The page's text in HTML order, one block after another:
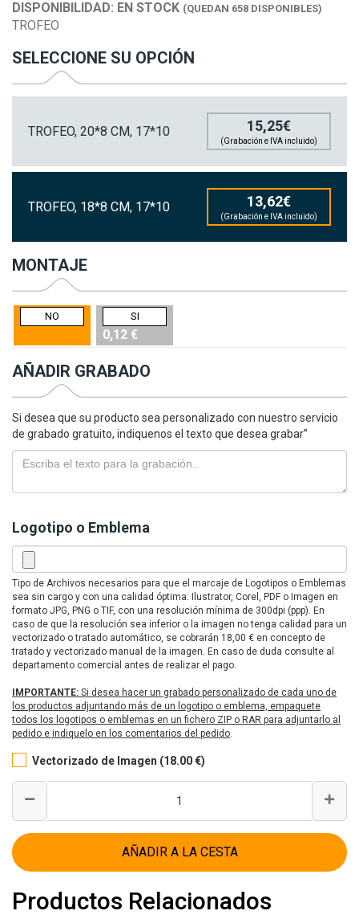
DISPONIBILIDAD: EN STOCK (QUEDAN 658 DISPONIBLES)
TROFEO
SELECCIONE SU OPCIÓN
TROFEO, 20*8 CM, 17*10 15,25€
(Grabación e IVA incluido)
TROFEO, 18*8 CM, 17*10 13,62€
(Grabación e IVA incluido)
MONTAJE
NO SI
0,12 €
AÑADIR GRABADO
Si desea que su producto sea personalizado con nuestro servicio
de grabado gratuito, indiquenos el texto que desea grabar”
Logotipo o Emblema
Tipo de Archivos necesarios para que el marcaje de Logotipos o Emblemas
sea sin cargo y con una calidad óptima: Ilustrator, Corel, PDF o Imagen en
formato JPG, PNG o TIF, con una resolución mínima de 300dpi (ppp). En
caso de que la resolución sea inferior o la imagen no tenga calidad para un
vectorizado o tratado automático, se cobrarán 18,00 € en concepto de
tratado y vectorizado manual de la imagen. En caso de duda consulte al
departamento comercial antes de realizar el pago.
IMPORTANTE: Si desea hacer un grabado personalizado de cada uno de
los productos adjuntando más de un logotipo o emblema, empaquete
todos los logotipos o emblemas en un fichero ZIP o RAR para adjuntarlo al
pedido e indiquelo en los comentarios del pedido.
Vectorizado de Imagen (18.00 €)
AÑADIR A LA CESTA
Productos Relacionados